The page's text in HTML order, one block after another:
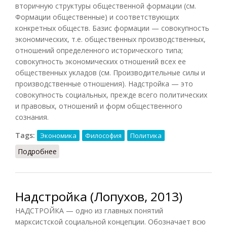
вторичную структуры общественной формации (см.
Формации общественные) и соответствующих
конкретных обществ. Базис формации — совокупность
экономических, т.е. общественных производственных,
отношений определенного исторического типа;
совокупность экономических отношений всех ее
общественных укладов (см. Производительные силы и
производственные отношения). Надстройка — это
совокупность социальных, прежде всего политических
и правовых, отношений и форм общественного
сознания.
Tags:
Экономика Философия Политика
Подробнее
Надстройка (Лопухов, 2013)
НАДСТРОЙКА — одно из главных понятий
марксистской социальной концепции. Обозначает всю